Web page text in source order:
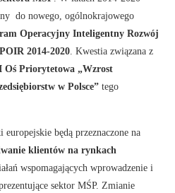
do nowego, ogólnokrajowego
Operacyjny Inteligentny Rozwój
POIR 2014-2020 . Kwestia związana z
Oś Priorytetowa „Wzrost
w Polsce” tego
będą przeznaczone na
klientów na rynkach
wspomagających wprowadzenie i
sektor MŚP. Zmianie